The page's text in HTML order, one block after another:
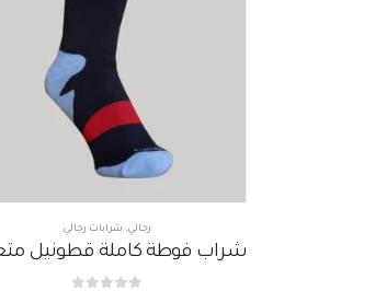
شرابات رجالي
شراب فوطة كاملة قطونيل متعدد الألوان